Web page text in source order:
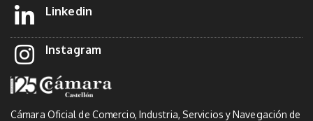
Linkedin
Instagram
Cámara Oficial de Comercio, Industria, Servicios y Navegación de